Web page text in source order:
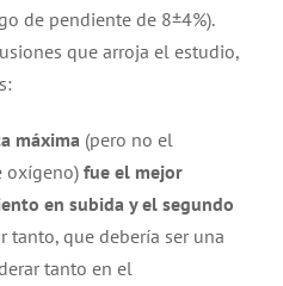
de pendiente de 8±4%).
que arroja el estudio,
máxima (pero no el
oxígeno) fue el mejor
en subida y el segundo
tanto, que debería ser una
tanto en el